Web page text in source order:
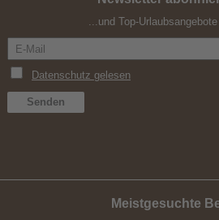
...und Top-
Meistgesuchte